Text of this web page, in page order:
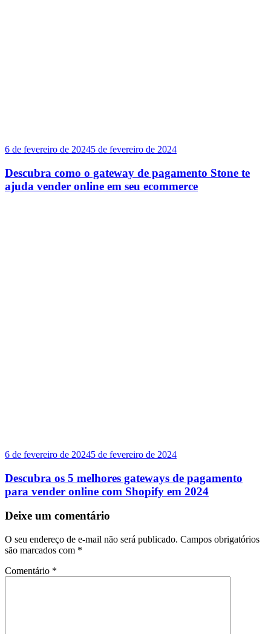
6 de fevereiro de 20245 de fevereiro de 2024
Descubra como o gateway de pagamento Stone te
ajuda vender online em seu ecommerce
6 de fevereiro de 20245 de fevereiro de 2024
Descubra os 5 melhores gateways de pagamento
para vender online com Shopify em 2024
Deixe um comentário
O seu endereço de e-mail não será publicado. Campos obrigatórios
são marcados com *
Comentário *